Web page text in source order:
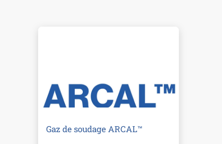
Gaz de soudage ARCAL™